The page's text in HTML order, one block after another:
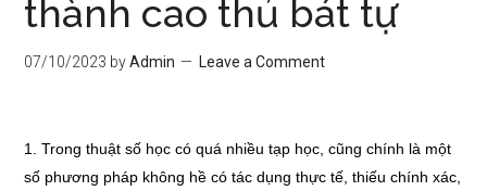
thành cao thủ bát tự
07/10/2023 byAdmin Leave a Comment
1. Trong thuật số học có quá nhiều tạp học, cũng chính là một
số phương pháp không hề có tác dụng thực tế, thiếu chính xác,